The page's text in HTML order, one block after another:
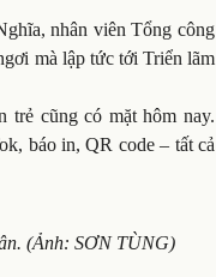
nhân viên Tổng công
mà lập tức tới Triển lãm
trẻ cũng có mặt hôm nay.
báo in, QR code – tất cả
(Ảnh: SƠN TÙNG)